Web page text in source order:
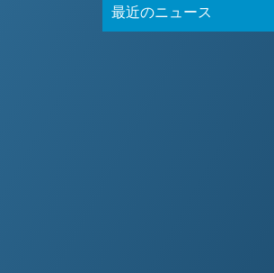
最近のニュース